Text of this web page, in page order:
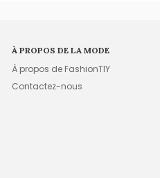
À PROPOS DE LA MODE
À propos de FashionTIY
Contactez-nous